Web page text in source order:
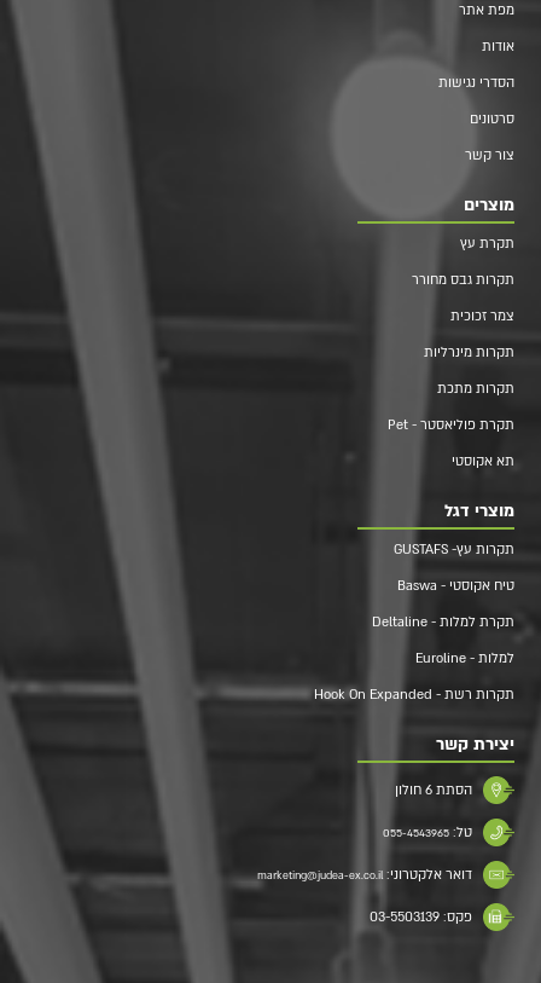
מפת אתר
אודות
הסדרי נגישות
סרטונים
צור קשר
מוצרים
תקרת עץ
תקרות גבס מחורר
צמר זכוכית
תקרות מינרליות
תקרות מתכת
תקרת פוליאסטר - Pet
תא אקוסטי
מוצרי דגל
תקרות עץ- GUSTAFS
טיח אקוסטי - Baswa
תקרת למלות - Deltaline
למלות - Euroline
תקרות רשת - Hook On Expanded
יצירת קשר
הסתת 6 חולון
טל: 055-4543965
דואר אלקטרוני: marketing@judea-ex.co.il
פקס: 03-5503139